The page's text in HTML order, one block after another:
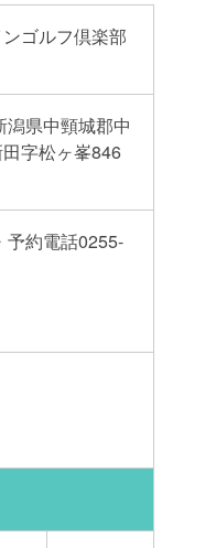
ゴルフ倶楽部
県中頸城郡中
字松ヶ峯846
予約電話0255-